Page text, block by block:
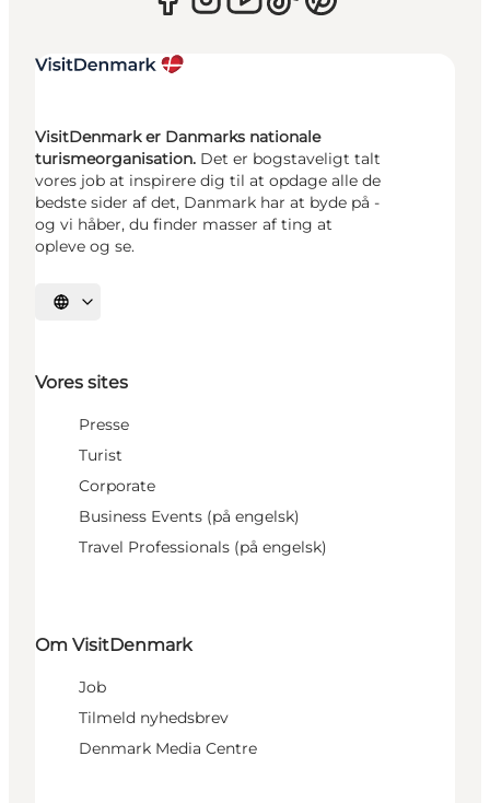
VisitDenmark er Danmarks nationale
turismeorganisation. Det er bogstaveligt talt
vores job at inspirere dig til at opdage alle de
bedste sider af det, Danmark har at byde på -
og vi håber, du finder masser af ting at
opleve og se.
Vælg sprog
Vores sites
Presse
Turist
Corporate
Business Events (på engelsk)
Travel Professionals (på engelsk)
Om VisitDenmark
Job
Tilmeld nyhedsbrev
Denmark Media Centre